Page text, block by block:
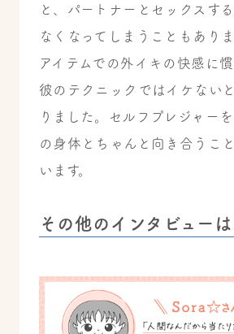
と、パートナーとセックスす
なくなってしまうこともありま
アイテムでの外イキの快感に慣
彼のテクニックではイケない
りました。セルフプレジャー
の身体とちゃんと向き合うこ
います。
その他のインタビュー